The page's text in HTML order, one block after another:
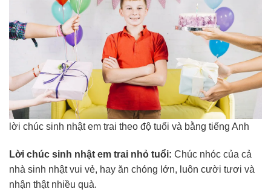
lời chúc sinh nhật em trai theo độ tuổi và bằng tiếng Anh
Lời chúc sinh nhật em trai nhỏ tuổi: Chúc nhóc của cả
nhà sinh nhật vui vẻ, hay ăn chóng lớn, luôn cười tươi và
nhận thật nhiều quà.